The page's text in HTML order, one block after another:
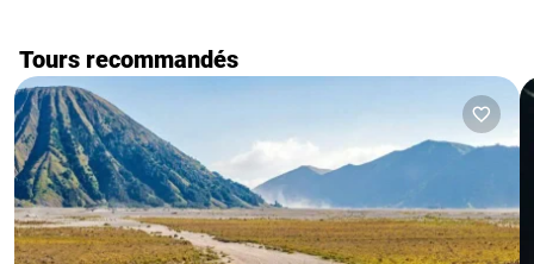
Tours recommandés